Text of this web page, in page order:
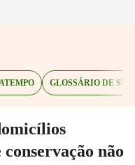
GLOSSÁRIO DE
não